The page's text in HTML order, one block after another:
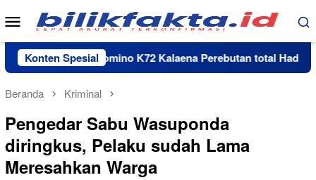
Loncat
ke
konten
Menu
Mobile
Konten Spesial
Turnamen Domino K72 Kalaena Perebutan total Hadiah Rp
Beranda Kriminal
Pengedar Sabu Wasuponda
diringkus, Pelaku sudah Lama
Meresahkan Warga